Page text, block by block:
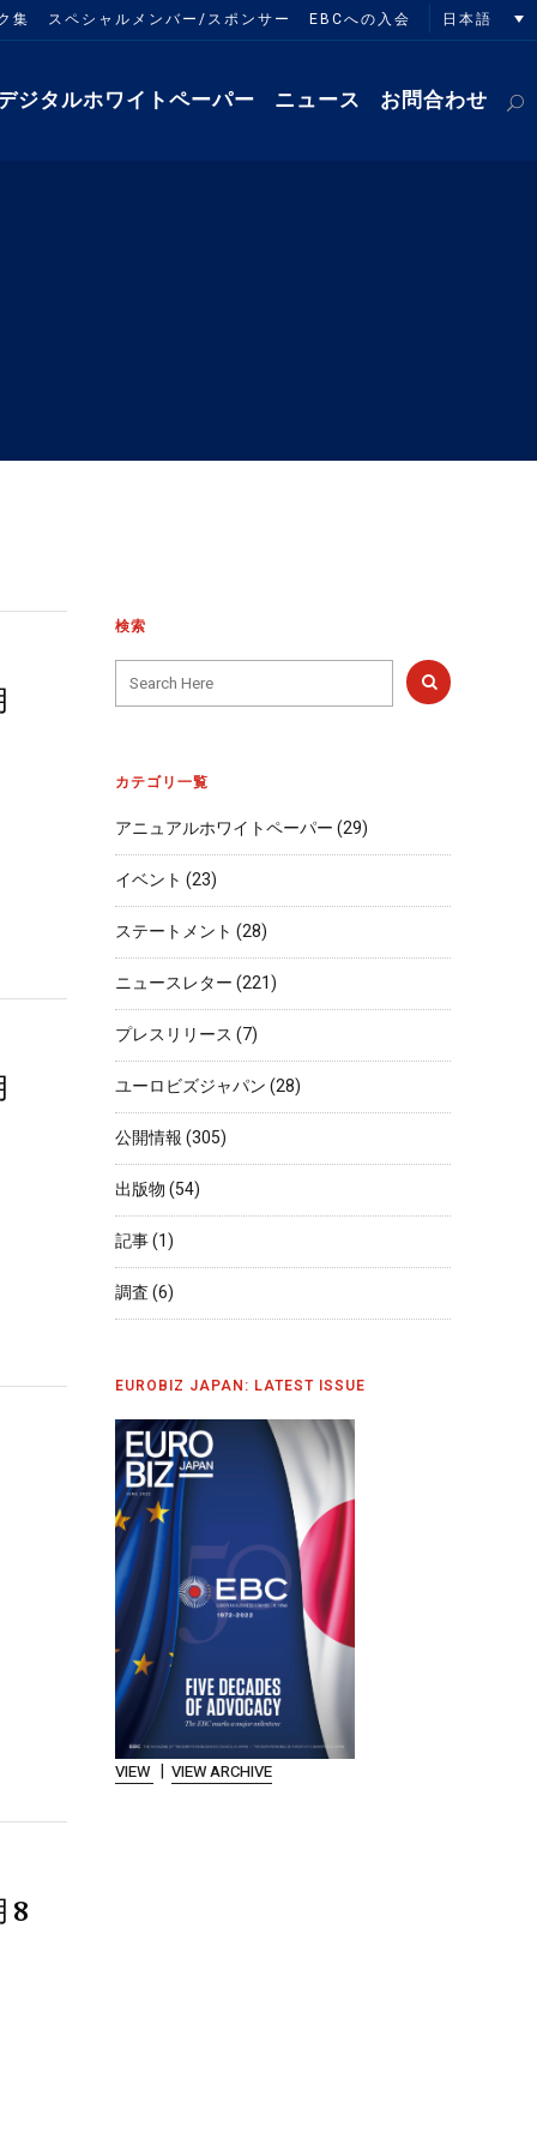
集 スペシャルメンバー/スポンサー EBCへの入会 日本語
ジタルホワイトペーパー ニュース お問合わせ
8
検索
カテゴリ一覧
アニュアルホワイトペーパー(29)
イベント (23)
ステートメント (28)
ニュースレター(221)
プレスリリース (7)
ユーロビズジャパン(28)
公開情報(305)
出版物(54)
記事(1)
調査(6)
EUROBIZ JAPAN: LATEST ISSUE
VIEW | VIEW ARCHIVE